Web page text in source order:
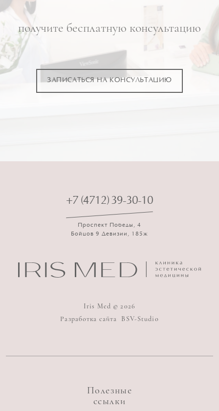
получите бесплатную консультацию
ЗАПИСАТЬСЯ НА КОНСУЛЬТАЦИЮ
+7 (4712) 39-30-10
Проспект Победы, 4
Бойцов 9 Девизии, 185ж
Iris Med © 2026
Разработка сайта
BSV-Studio
Полезные
ссылки